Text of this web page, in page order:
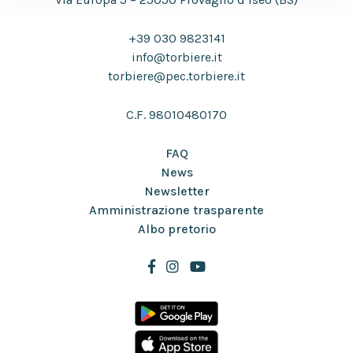
+39 030 9823141
info@torbiere.it
torbiere@pec.torbiere.it
C.F. 98010480170
FAQ
News
Newsletter
Amministrazione trasparente
Albo pretorio